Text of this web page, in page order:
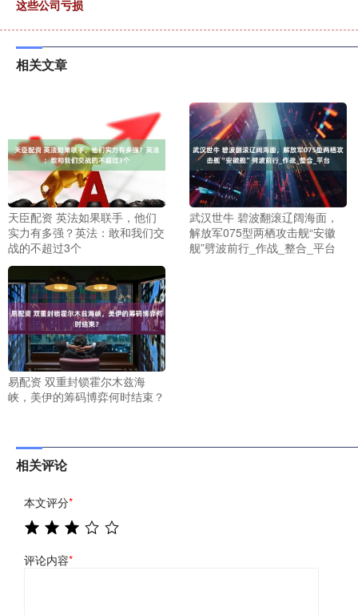
这些公司亏损
相关文章
天臣配资 英法如果联手，他们
实力有多强？英法：敢和我们交
战的不超过3个
武汉世牛 碧波翻滚辽阔海面，
解放军075型两栖攻击舰“安徽
舰”劈波前行_作战_整合_平台
易配资 双重封锁霍尔木兹海
峡，美伊的筹码博弈何时结束？
相关评论
本文评分*
评论内容*